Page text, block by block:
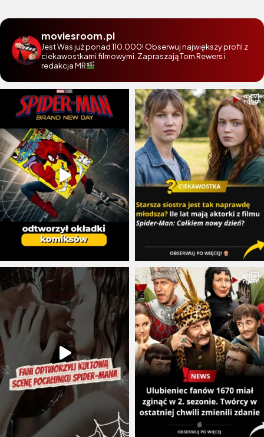
moviesroom.pl
Jest Was już ponad 110.000! Obserwuj największy profil z
ciekawostkami filmowymi. Zapraszają Tom Rewers i
redakcja MR